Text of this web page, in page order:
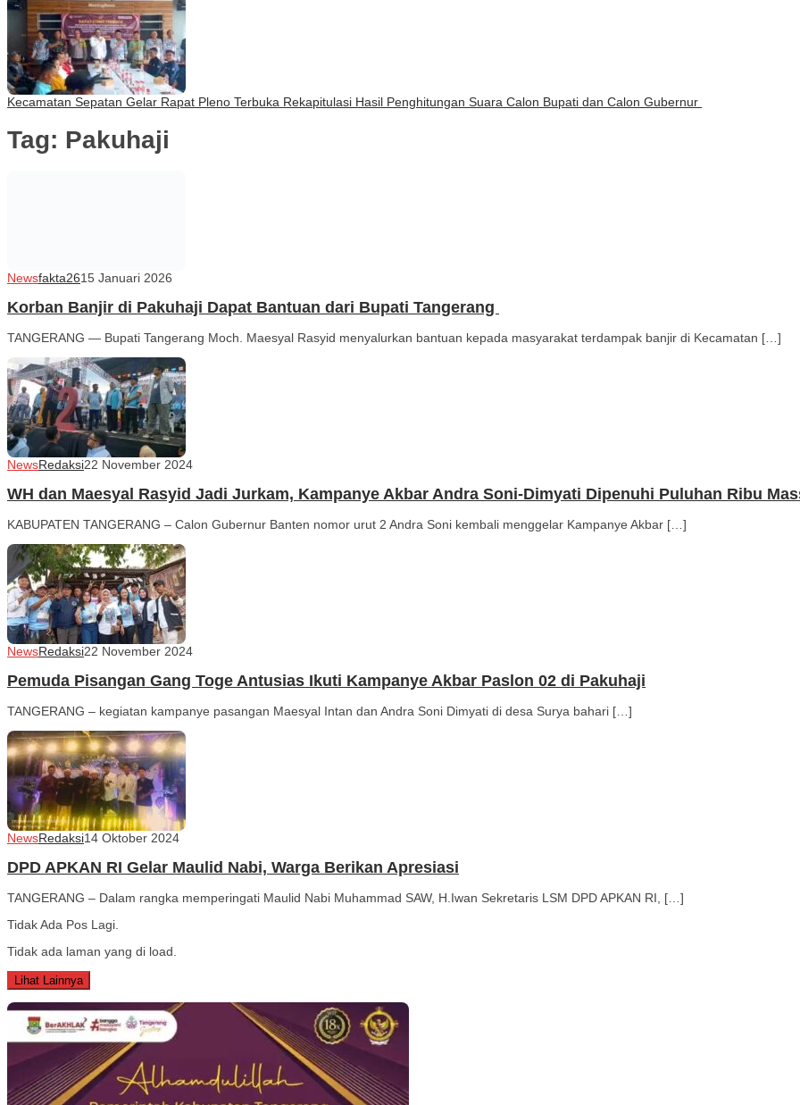
Kecamatan Sepatan Gelar Rapat Pleno Terbuka Rekapitulasi Hasil Penghitungan Suara Calon Bupati dan Calon Gubernur
Tag: Pakuhaji
Newsfakta2615 Januari 2026
Korban Banjir di Pakuhaji Dapat Bantuan dari Bupati Tangerang
TANGERANG — Bupati Tangerang Moch. Maesyal Rasyid menyalurkan bantuan kepada masyarakat terdampak banjir di Kecamatan […]
NewsRedaksi22 November 2024
WH dan Maesyal Rasyid Jadi Jurkam, Kampanye Akbar Andra Soni-Dimyati Dipenuhi Puluhan Ribu
KABUPATEN TANGERANG – Calon Gubernur Banten nomor urut 2 Andra Soni kembali menggelar Kampanye Akbar […]
NewsRedaksi22 November 2024
Pemuda Pisangan Gang Toge Antusias Ikuti Kampanye Akbar Paslon 02 di Pakuhaji
TANGERANG – kegiatan kampanye pasangan Maesyal Intan dan Andra Soni Dimyati di desa Surya bahari […]
NewsRedaksi14 Oktober 2024
DPD APKAN RI Gelar Maulid Nabi, Warga Berikan Apresiasi
TANGERANG – Dalam rangka memperingati Maulid Nabi Muhammad SAW, H.Iwan Sekretaris LSM DPD APKAN RI, […]
Tidak Ada Pos Lagi.
Tidak ada laman yang di load.
Lihat Lainnya